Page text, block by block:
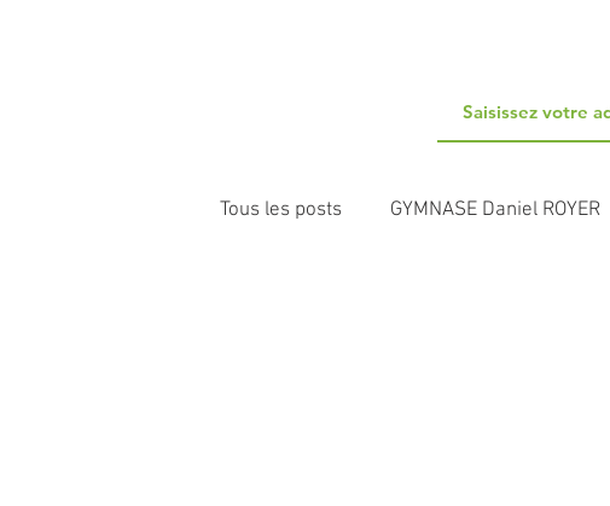
Tous les posts GYMNASE Daniel ROYER